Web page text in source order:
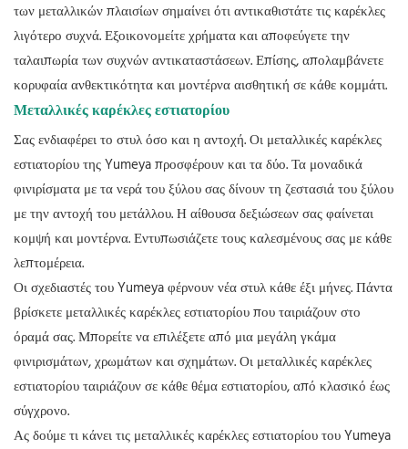
των μεταλλικών πλαισίων σημαίνει ότι αντικαθιστάτε τις καρέκλες
λιγότερο συχνά. Εξοικονομείτε χρήματα και αποφεύγετε την
ταλαιπωρία των συχνών αντικαταστάσεων. Επίσης, απολαμβάνετε
κορυφαία ανθεκτικότητα και μοντέρνα αισθητική σε κάθε κομμάτι.
Μεταλλικές καρέκλες εστιατορίου
Σας ενδιαφέρει το στυλ όσο και η αντοχή. Οι μεταλλικές καρέκλες
εστιατορίου της Yumeya προσφέρουν και τα δύο. Τα μοναδικά
φινιρίσματα με τα νερά του ξύλου σας δίνουν τη ζεστασιά του ξύλου
με την αντοχή του μετάλλου. Η αίθουσα δεξιώσεων σας φαίνεται
κομψή και μοντέρνα. Εντυπωσιάζετε τους καλεσμένους σας με κάθε
λεπτομέρεια.
Οι σχεδιαστές του Yumeya φέρνουν νέα στυλ κάθε έξι μήνες. Πάντα
βρίσκετε μεταλλικές καρέκλες εστιατορίου που ταιριάζουν στο
όραμά σας. Μπορείτε να επιλέξετε από μια μεγάλη γκάμα
φινιρισμάτων, χρωμάτων και σχημάτων. Οι μεταλλικές καρέκλες
εστιατορίου ταιριάζουν σε κάθε θέμα εστιατορίου, από κλασικό έως
σύγχρονο.
Ας δούμε τι κάνει τις μεταλλικές καρέκλες εστιατορίου του Yumeya